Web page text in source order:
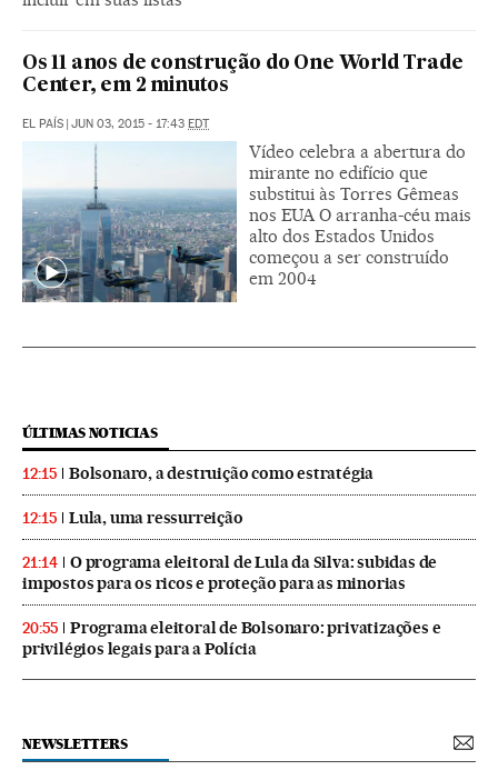
Os 11 anos de construção do One World Trade
Center, em 2 minutos
EL PAÍS | JUN 03, 2015 - 17:43 EDT
Vídeo celebra a abertura do
mirante no edifício que
substitui às Torres Gêmeas
nos EUA O arranha-céu mais
alto dos Estados Unidos
começou a ser construído
em 2004
ÚLTIMAS NOTICIAS
12:15 Bolsonaro, a destruição como estratégia
12:15 Lula, uma ressurreição
21:14
O programa eleitoral de Lula da Silva: subidas de
impostos para os ricos e proteção para as minorias
20:55
Programa eleitoral de Bolsonaro: privatizações e
privilégios legais para a Polícia
NEWSLETTERS